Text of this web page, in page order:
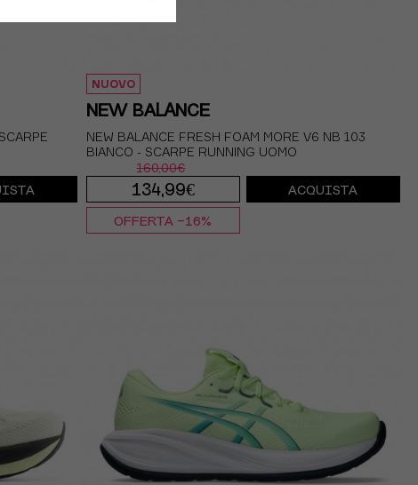
NUOVO
NEW BALANCE
NEW BALANCE FRESH FOAM MORE V6 NB 103
BIANCO - SCARPE RUNNING UOMO
160,00€
134,99€
EUR 45 / US 11
ACQUISTA
OFFERTA -16%